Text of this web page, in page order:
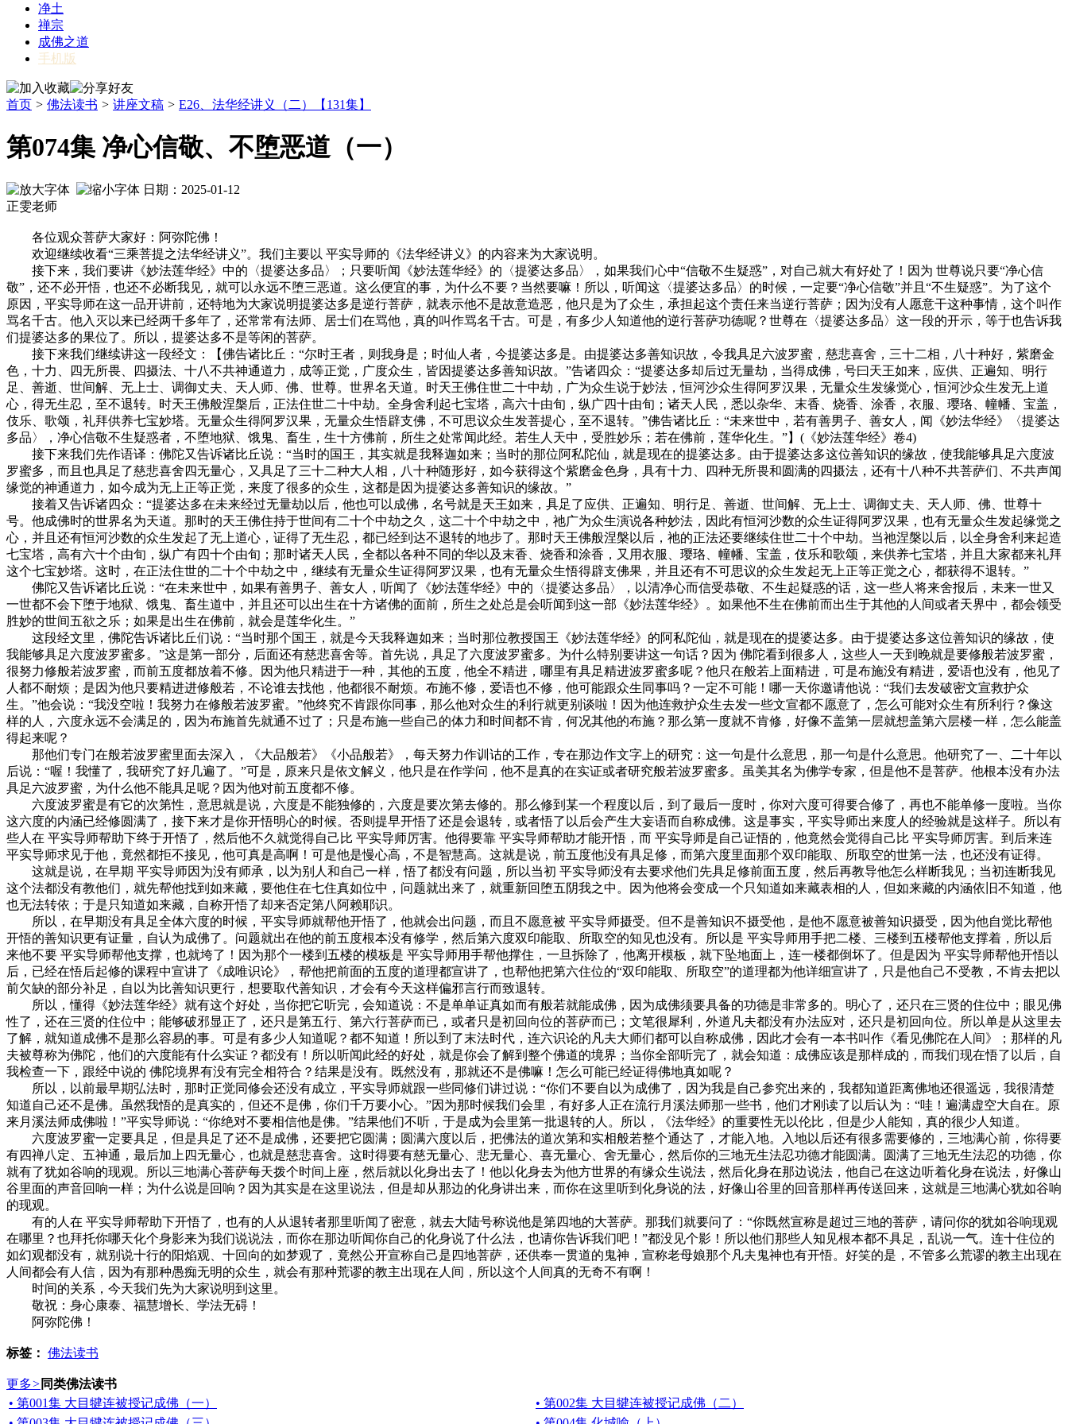
净土
禅宗
成佛之道
手机版
首页 > 佛法读书 > 讲座文稿 > E26、法华经讲义（二）【131集】
第074集 净心信敬、不堕恶道（一）
日期：2025-01-12
正雯老师
各位观众菩萨大家好：阿弥陀佛！
欢迎继续收看“三乘菩提之法华经讲义”。我们主要以 平实导师的《法华经讲义》的内容来为大家说明。
接下来，我们要讲《妙法莲华经》中的〈提婆达多品〉；只要听闻《妙法莲华经》的〈提婆达多品〉，如果我们心中“信敬不生疑惑”，对自己就大有好处了！因为 世尊说只要“净心信
敬”，还不必开悟，也还不必断我见，就可以永远不堕三恶道。这么便宜的事，为什么不要？当然要嘛！所以，听闻这〈提婆达多品〉的时候，一定要“净心信敬”并且“不生疑惑”。为了这个
原因，平实导师在这一品开讲前，还特地为大家说明提婆达多是逆行菩萨，就表示他不是故意造恶，他只是为了众生，承担起这个责任来当逆行菩萨；因为没有人愿意干这种事情，这个叫作
骂名千古。他入灭以来已经两千多年了，还常常有法师、居士们在骂他，真的叫作骂名千古。可是，有多少人知道他的逆行菩萨功德呢？世尊在〈提婆达多品〉这一段的开示，等于也告诉我
们提婆达多的果位了。所以，提婆达多不是等闲的菩萨。
接下来我们继续讲这一段经文：【佛告诸比丘：“尔时王者，则我身是；时仙人者，今提婆达多是。由提婆达多善知识故，令我具足六波罗蜜，慈悲喜舍，三十二相，八十种好，紫磨金
色，十力、四无所畏、四摄法、十八不共神通道力，成等正觉，广度众生，皆因提婆达多善知识故。”告诸四众：“提婆达多却后过无量劫，当得成佛，号曰天王如来，应供、正遍知、明行
足、善逝、世间解、无上士、调御丈夫、天人师、佛、世尊。世界名天道。时天王佛住世二十中劫，广为众生说于妙法，恒河沙众生得阿罗汉果，无量众生发缘觉心，恒河沙众生发无上道
心，得无生忍，至不退转。时天王佛般涅槃后，正法住世二十中劫。全身舍利起七宝塔，高六十由旬，纵广四十由旬；诸天人民，悉以杂华、末香、烧香、涂香，衣服、璎珞、幢幡、宝盖，
伎乐、歌颂，礼拜供养七宝妙塔。无量众生得阿罗汉果，无量众生悟辟支佛，不可思议众生发菩提心，至不退转。”佛告诸比丘：“未来世中，若有善男子、善女人，闻《妙法华经》〈提婆达
多品〉，净心信敬不生疑惑者，不堕地狱、饿鬼、畜生，生十方佛前，所生之处常闻此经。若生人天中，受胜妙乐；若在佛前，莲华化生。”】(《妙法莲华经》卷4)
接下来我们先作语译：佛陀又告诉诸比丘说：“当时的国王，其实就是我释迦如来；当时的那位阿私陀仙，就是现在的提婆达多。由于提婆达多这位善知识的缘故，使我能够具足六度波
罗蜜多，而且也具足了慈悲喜舍四无量心，又具足了三十二种大人相，八十种随形好，如今获得这个紫磨金色身，具有十力、四种无所畏和圆满的四摄法，还有十八种不共菩萨们、不共声闻
缘觉的神通道力，如今成为无上正等正觉，来度了很多的众生，这都是因为提婆达多善知识的缘故。”
接着又告诉诸四众：“提婆达多在未来经过无量劫以后，他也可以成佛，名号就是天王如来，具足了应供、正遍知、明行足、善逝、世间解、无上士、调御丈夫、天人师、佛、世尊十
号。他成佛时的世界名为天道。那时的天王佛住持于世间有二十个中劫之久，这二十个中劫之中，祂广为众生演说各种妙法，因此有恒河沙数的众生证得阿罗汉果，也有无量众生发起缘觉之
心，并且还有恒河沙数的众生发起了无上道心，证得了无生忍，都已经到达不退转的地步了。那时天王佛般涅槃以后，祂的正法还要继续住世二十个中劫。当祂涅槃以后，以全身舍利来起造
七宝塔，高有六十个由旬，纵广有四十个由旬；那时诸天人民，全都以各种不同的华以及末香、烧香和涂香，又用衣服、璎珞、幢幡、宝盖，伎乐和歌颂，来供养七宝塔，并且大家都来礼拜
这个七宝妙塔。这时，在正法住世的二十个中劫之中，继续有无量众生证得阿罗汉果，也有无量众生悟得辟支佛果，并且还有不可思议的众生发起无上正等正觉之心，都获得不退转。”
佛陀又告诉诸比丘说：“在未来世中，如果有善男子、善女人，听闻了《妙法莲华经》中的〈提婆达多品〉，以清净心而信受恭敬、不生起疑惑的话，这一些人将来舍报后，未来一世又
一世都不会下堕于地狱、饿鬼、畜生道中，并且还可以出生在十方诸佛的面前，所生之处总是会听闻到这一部《妙法莲华经》。如果他不生在佛前而出生于其他的人间或者天界中，都会领受
胜妙的世间五欲之乐；如果是出生在佛前，就会是莲华化生。”
这段经文里，佛陀告诉诸比丘们说：“当时那个国王，就是今天我释迦如来；当时那位教授国王《妙法莲华经》的阿私陀仙，就是现在的提婆达多。由于提婆达多这位善知识的缘故，使
我能够具足六度波罗蜜多。”这是第一部分，后面还有慈悲喜舍等。首先说，具足了六度波罗蜜多。为什么特别要讲这一句话？因为 佛陀看到很多人，这些人一天到晚就是要修般若波罗蜜，
很努力修般若波罗蜜，而前五度都放着不修。因为他只精进于一种，其他的五度，他全不精进，哪里有具足精进波罗蜜多呢？他只在般若上面精进，可是布施没有精进，爱语也没有，他见了
人都不耐烦；是因为他只要精进进修般若，不论谁去找他，他都很不耐烦。布施不修，爱语也不修，他可能跟众生同事吗？一定不可能！哪一天你邀请他说：“我们去发破密文宣救护众
生。”他会说：“我没空啦！我努力在修般若波罗蜜。”他终究不肯跟你同事，那么他对众生的利行就更别谈啦！因为他连救护众生去发一些文宣都不愿意了，怎么可能对众生有所利行？像这
样的人，六度永远不会满足的，因为布施首先就通不过了；只是布施一些自己的体力和时间都不肯，何况其他的布施？那么第一度就不肯修，好像不盖第一层就想盖第六层楼一样，怎么能盖
得起来呢？
那他们专门在般若波罗蜜里面去深入，《大品般若》《小品般若》，每天努力作训诂的工作，专在那边作文字上的研究：这一句是什么意思，那一句是什么意思。他研究了一、二十年以
后说：“喔！我懂了，我研究了好几遍了。”可是，原来只是依文解义，他只是在作学问，他不是真的在实证或者研究般若波罗蜜多。虽美其名为佛学专家，但是他不是菩萨。他根本没有办法
具足六波罗蜜，为什么他不能具足呢？因为他对前五度都不修。
六度波罗蜜是有它的次第性，意思就是说，六度是不能独修的，六度是要次第去修的。那么修到某一个程度以后，到了最后一度时，你对六度可得要合修了，再也不能单修一度啦。当你
这六度的内涵已经修圆满了，接下来才是你开悟明心的时候。否则提早开悟了还是会退转，或者悟了以后会产生大妄语而自称成佛。这是事实，平实导师出来度人的经验就是这样子。所以有
些人在 平实导师帮助下终于开悟了，然后他不久就觉得自己比 平实导师厉害。他得要靠 平实导师帮助才能开悟，而 平实导师是自己证悟的，他竟然会觉得自己比 平实导师厉害。到后来连
平实导师求见于他，竟然都拒不接见，他可真是高啊！可是他是慢心高，不是智慧高。这就是说，前五度他没有具足修，而第六度里面那个双印能取、所取空的世第一法，也还没有证得。
这就是说，在早期 平实导师因为没有师承，以为别人和自己一样，悟了都没有问题，所以当初 平实导师没有去要求他们先具足修前面五度，然后再教导他怎么样断我见；当初连断我见
这个法都没有教他们，就先帮他找到如来藏，要他住在七住真如位中，问题就出来了，就重新回堕五阴我之中。因为他将会变成一个只知道如来藏表相的人，但如来藏的内涵依旧不知道，他
也无法转依；于是只知道如来藏，自称开悟了却来否定第八阿赖耶识。
所以，在早期没有具足全体六度的时候，平实导师就帮他开悟了，他就会出问题，而且不愿意被 平实导师摄受。但不是善知识不摄受他，是他不愿意被善知识摄受，因为他自觉比帮他
开悟的善知识更有证量，自认为成佛了。问题就出在他的前五度根本没有修学，然后第六度双印能取、所取空的知见也没有。所以是 平实导师用手把二楼、三楼到五楼帮他支撑着，所以后
来他不要 平实导师帮他支撑，也就垮了！因为那个一楼到五楼的模板是 平实导师用手帮他撑住，一旦拆除了，他离开模板，就下坠地面上，连一楼都倒坏了。但是因为 平实导师帮他开悟以
后，已经在悟后起修的课程中宣讲了《成唯识论》，帮他把前面的五度的道理都宣讲了，也帮他把第六住位的“双印能取、所取空”的道理都为他详细宣讲了，只是他自己不受教，不肯去把以
前欠缺的部分补足，自以为比善知识更行，想要取代善知识，才会有今天这样偏邪言行而致退转。
所以，懂得《妙法莲华经》就有这个好处，当你把它听完，会知道说：不是单单证真如而有般若就能成佛，因为成佛须要具备的功德是非常多的。明心了，还只在三贤的住位中；眼见佛
性了，还在三贤的住位中；能够破邪显正了，还只是第五行、第六行菩萨而已，或者只是初回向位的菩萨而已；文笔很犀利，外道凡夫都没有办法应对，还只是初回向位。所以单是从这里去
了解，就知道成佛不是那么容易的事。可是有多少人知道呢？都不知道！所以到了末法时代，连六识论的凡夫大师们都可以自称成佛，因此才会有一本书叫作《看见佛陀在人间》；那样的凡
夫被尊称为佛陀，他们的六度能有什么实证？都没有！所以听闻此经的好处，就是你会了解到整个佛道的境界；当你全部听完了，就会知道：成佛应该是那样成的，而我们现在悟了以后，自
我检查一下，跟经中说的 佛陀境界有没有完全相符合？结果是没有。既然没有，那就还不是佛嘛！怎么可能已经证得佛地真如呢？
所以，以前最早期弘法时，那时正觉同修会还没有成立，平实导师就跟一些同修们讲过说：“你们不要自以为成佛了，因为我是自己参究出来的，我都知道距离佛地还很遥远，我很清楚
知道自己还不是佛。虽然我悟的是真实的，但还不是佛，你们千万要小心。”因为那时候我们会里，有好多人正在流行月溪法师那一些书，他们才刚读了以后认为：“哇！遍满虚空大自在。原
来月溪法师成佛啦！”平实导师说：“你绝对不要相信他是佛。”结果他们不听，于是成为会里第一批退转的人。所以，《法华经》的重要性无以伦比，但是少人能知，真的很少人知道。
六度波罗蜜一定要具足，但是具足了还不是成佛，还要把它圆满；圆满六度以后，把佛法的道次第和实相般若整个通达了，才能入地。入地以后还有很多需要修的，三地满心前，你得要
有四禅八定、五神通，最后加上四无量心，也就是慈悲喜舍。这时得要有慈无量心、悲无量心、喜无量心、舍无量心，然后你的三地无生法忍功德才能圆满。圆满了三地无生法忍的功德，你
就有了犹如谷响的现观。所以三地满心菩萨每天拨个时间上座，然后就以化身出去了！他以化身去为他方世界的有缘众生说法，然后化身在那边说法，他自己在这边听着化身在说法，好像山
谷里面的声音回响一样；为什么说是回响？因为其实是在这里说法，但是却从那边的化身讲出来，而你在这里听到化身说的法，好像山谷里的回音那样再传送回来，这就是三地满心犹如谷响
的现观。
有的人在 平实导师帮助下开悟了，也有的人从退转者那里听闻了密意，就去大陆号称说他是第四地的大菩萨。那我们就要问了：“你既然宣称是超过三地的菩萨，请问你的犹如谷响现观
在哪里？也拜托你哪天化个身影来为我们说说法，而你在那边听闻你自己的化身说了什么法，也请你告诉我们吧！”都没见个影！所以他们那些人知见根本都不具足，乱说一气。连十住位的
如幻观都没有，就别说十行的阳焰观、十回向的如梦观了，竟然公开宣称自己是四地菩萨，还供奉一贯道的鬼神，宣称老母娘那个凡夫鬼神也有开悟。好笑的是，不管多么荒谬的教主出现在
人间都会有人信，因为有那种愚痴无明的众生，就会有那种荒谬的教主出现在人间，所以这个人间真的无奇不有啊！
时间的关系，今天我们先为大家说明到这里。
敬祝：身心康泰、福慧增长、学法无碍！
阿弥陀佛！
标签： 佛法读书
更多> 同类佛法读书
• 第001集 大目犍连被授记成佛（一）
• 第002集 大目犍连被授记成佛（二）